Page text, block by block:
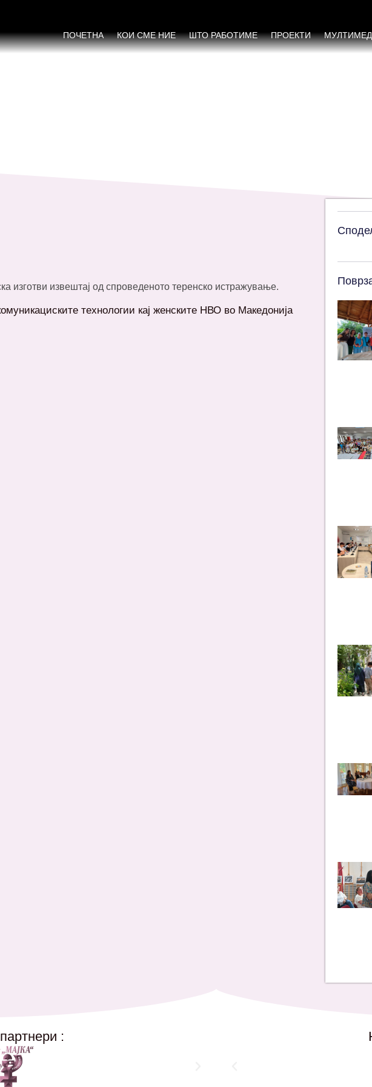
ПОЧЕТНА КОИ СМЕ НИЕ ШТО РАБОТИМЕ ПРОЕКТИ
изготви извештај од спроведеното теренско истражување.
технологии кај женските НВО во Македонија
: